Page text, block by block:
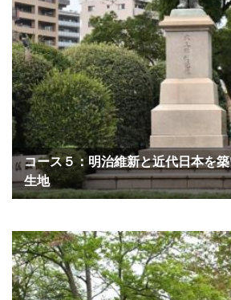
コース５：明治維新と近代日本を
生地